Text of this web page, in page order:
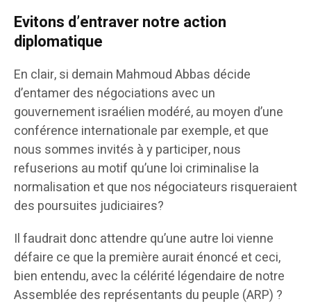
Evitons d’entraver notre action
diplomatique
En clair, si demain Mahmoud Abbas décide
d’entamer des négociations avec un
gouvernement israélien modéré, au moyen d’une
conférence internationale par exemple, et que
nous sommes invités à y participer, nous
refuserions au motif qu’une loi criminalise la
normalisation et que nos négociateurs risqueraient
des poursuites judiciaires?
Il faudrait donc attendre qu’une autre loi vienne
défaire ce que la première aurait énoncé et ceci,
bien entendu, avec la célérité légendaire de notre
Assemblée des représentants du peuple (ARP) ?